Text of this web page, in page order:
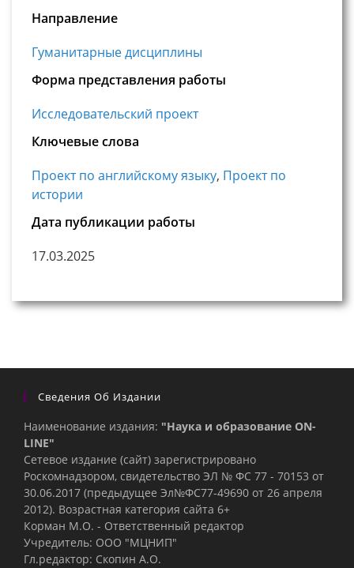
Направление
Гуманитарные дисциплины
Форма представления работы
Исследовательский проект
Ключевые слова
Проект по английскому языку, Проект по
истории
Дата публикации работы
17.03.2025
Сведения Об Издании
Наименование издания: "Наука и образование ON-
LINE"
Сетевое издание (сайт) зарегистрировано
Роскомнадзором, свидетельство ЭЛ № ФС 77 - 70153 от
30.06.2017 (предыдущее Эл№ФC77-49690 от 26 апреля
2012). Возрастная категория сайта 6+
Корман М.О. - Ответственный редактор
Учредитель: ООО "МЦНИП"
Гл.редактор: Скопин А.О.